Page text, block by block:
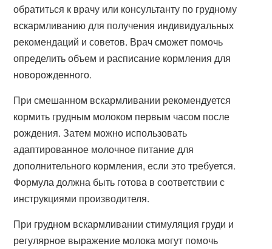
обратиться к врачу или консультанту по грудному
вскармливанию для получения индивидуальных
рекомендаций и советов. Врач сможет помочь
определить объем и расписание кормления для
новорожденного.
При смешанном вскармливании рекомендуется
кормить грудным молоком первым часом после
рождения. Затем можно использовать
адаптированное молочное питание для
дополнительного кормления, если это требуется.
Формула должна быть готова в соответствии с
инструкциями производителя.
При грудном вскармливании стимуляция груди и
регулярное выражение молока могут помочь